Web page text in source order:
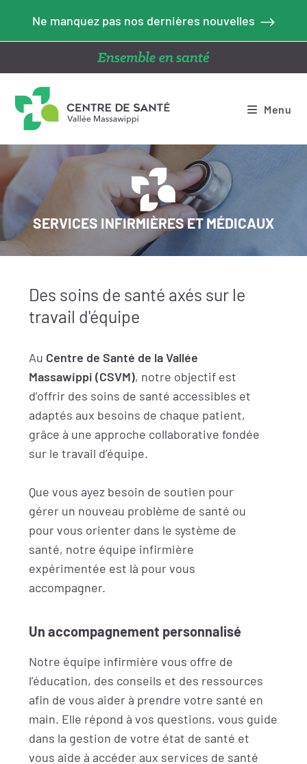
Ne manquez pas nos dernières nouvelles
Menu
SERVICES INFIRMIÈRES ET MÉDICAUX
Des soins de santé axés sur le
travail d'équipe
Au Centre de Santé de la Vallée
Massawippi (CSVM), notre objectif est
d’offrir des soins de santé accessibles et
adaptés aux besoins de chaque patient,
grâce à une approche collaborative fondée
sur le travail d’équipe.
Que vous ayez besoin de soutien pour
gérer un nouveau problème de santé ou
pour vous orienter dans le système de
santé, notre équipe infirmière
expérimentée est là pour vous
accompagner.
Un accompagnement personnalisé
Notre équipe infirmière vous offre de
l’éducation, des conseils et des ressources
afin de vous aider à prendre votre santé en
main. Elle répond à vos questions, vous guide
dans la gestion de votre état de santé et
vous aide à accéder aux services de santé